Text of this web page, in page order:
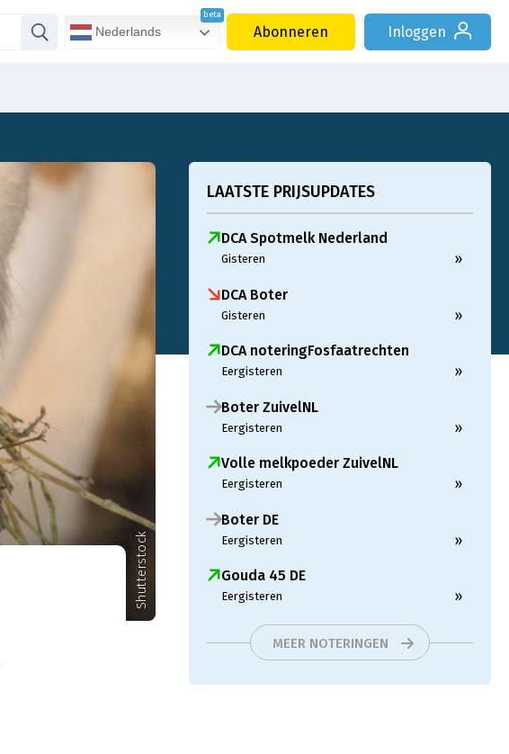
Nederlands Abonneren Inloggen
Shutterstock
LAATSTE PRIJSUPDATES
DCA Spotmelk Nederland
Gisteren »
DCA Boter
Gisteren »
DCA noteringFosfaatrechten
Eergisteren »
Boter ZuivelNL
Eergisteren »
Volle melkpoeder ZuivelNL
Eergisteren »
Boter DE
Eergisteren »
Gouda 45 DE
Eergisteren »
MEER NOTERINGEN